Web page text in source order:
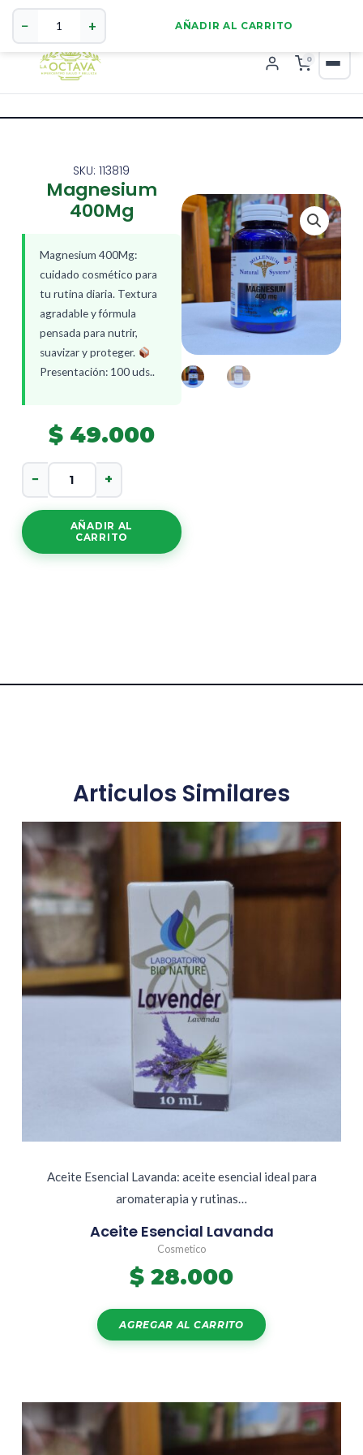
0
SKU: 113819
Magnesium
400Mg
Magnesium 400Mg:
cuidado cosmético para
tu rutina diaria. Textura
agradable y fórmula
pensada para nutrir,
suavizar y proteger.
Presentación: 100 uds..
$49.000
Magnesium
cantidad
− +
AÑADIR AL
CARRITO
Articulos Similares
Aceite Esencial Lavanda: aceite esencial ideal para
aromaterapia y rutinas…
Aceite Esencial Lavanda
Cosmetico
$ 28.000
AGREGAR AL CARRITO
Magnesium
400Mg
cantidad
− + AÑADIR AL CARRITO